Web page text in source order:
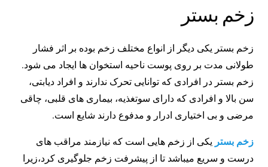
زخم بستر
زخم بستر یکی دیگر از انواع مختلف زخم بوده‌ بر اثر فشار
طولانی مدت بر روی پوست ناحیه استخوان ها ایجاد می شود.
زخم بستر در افرادی که توانایی تحرک ندارند و افراد دیابتی،
سن بالا و افرادی که دارای سوتغذیه، بیماری های قلبی، چاقی
مرضی و بی اختیاری ادرار و مدفوع دارند شایع است.
زخم بستر یکی از زخم هایی است که نیازمند مراقب های
درست و سریع میباشد تا از پیشرفت زخم جلوگیری کرد،زیرا